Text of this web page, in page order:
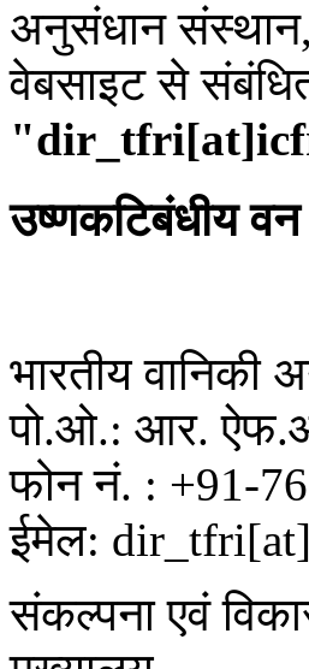
अनुसंधान संस्थान,
वेबसाइट से
उष्णकटिबंधीय
भारतीय वानिकी
पो.ओ.: आर.
फोन नं. : +91-
ईमेल:
संकल्पना एवं